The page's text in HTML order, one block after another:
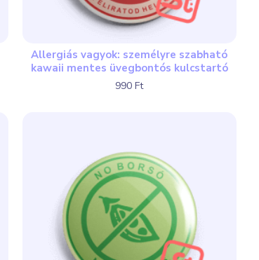
Allergiás vagyok: személyre szabható
kawaii mentes üvegbontós kulcstartó
990 Ft